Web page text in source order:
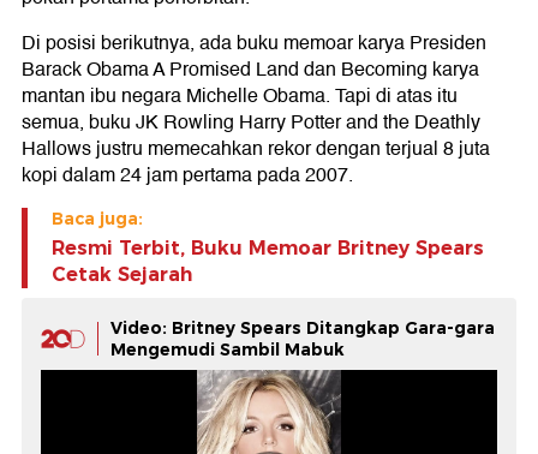
Di posisi berikutnya, ada buku memoar karya Presiden
Barack Obama A Promised Land dan Becoming karya
mantan ibu negara Michelle Obama. Tapi di atas itu
semua, buku JK Rowling Harry Potter and the Deathly
Hallows justru memecahkan rekor dengan terjual 8 juta
kopi dalam 24 jam pertama pada 2007.
Baca juga:
Resmi Terbit, Buku Memoar Britney Spears
Cetak Sejarah
Video: Britney Spears Ditangkap Gara-gara
Mengemudi Sambil Mabuk